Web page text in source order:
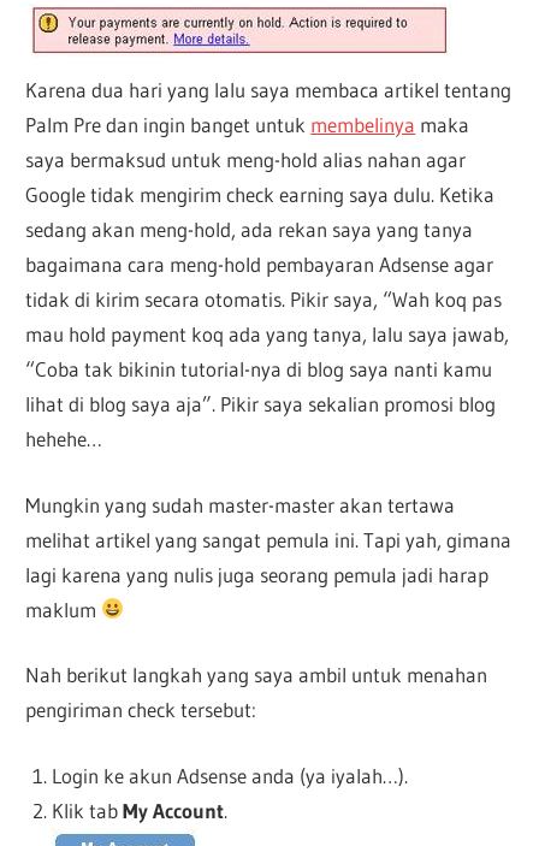
Karena dua hari yang lalu saya membaca artikel tentang
Palm Pre dan ingin banget untuk membelinya maka
saya bermaksud untuk meng-hold alias nahan agar
Google tidak mengirim check earning saya dulu. Ketika
sedang akan meng-hold, ada rekan saya yang tanya
bagaimana cara meng-hold pembayaran Adsense agar
tidak di kirim secara otomatis. Pikir saya, “Wah koq pas
mau hold payment koq ada yang tanya, lalu saya jawab,
“Coba tak bikinin tutorial-nya di blog saya nanti kamu
lihat di blog saya aja”. Pikir saya sekalian promosi blog
hehehe…
Mungkin yang sudah master-master akan tertawa
melihat artikel yang sangat pemula ini. Tapi yah, gimana
lagi karena yang nulis juga seorang pemula jadi harap
maklum
Nah berikut langkah yang saya ambil untuk menahan
pengiriman check tersebut:
Login ke akun Adsense anda (ya iyalah…).
Klik tabMy Account.